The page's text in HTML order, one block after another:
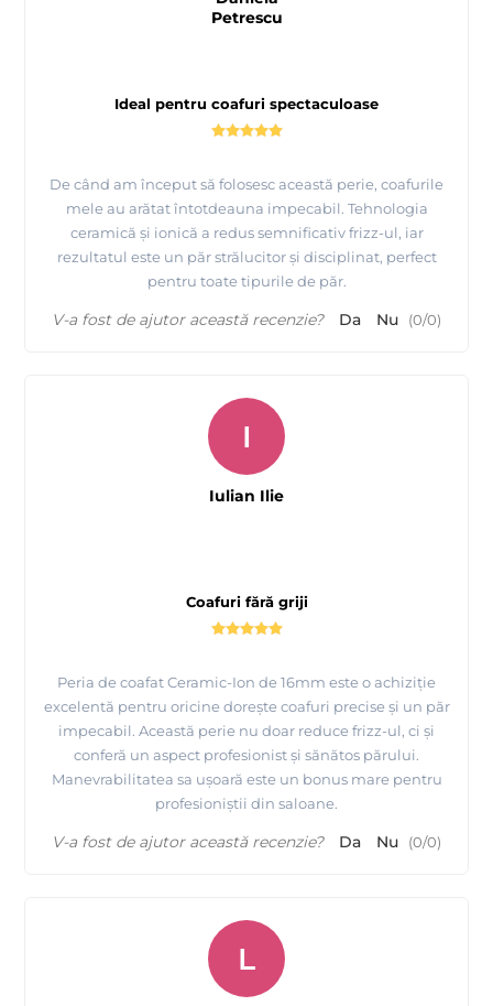
Ideal pentru coafuri spectaculoase
De când am început să folosesc această perie, coafurile
mele au arătat întotdeauna impecabil. Tehnologia
ceramică și ionică a redus semnificativ frizz-ul, iar
rezultatul este un păr strălucitor și disciplinat, perfect
pentru toate tipurile de păr.
Petrescu
V-a fost de ajutor această recenzie? Da Nu (0/0)
Coafuri fără griji
Peria de coafat Ceramic-Ion de 16mm este o achiziție
excelentă pentru oricine dorește coafuri precise și un păr
impecabil. Această perie nu doar reduce frizz-ul, ci și
conferă un aspect profesionist și sănătos părului.
Manevrabilitatea sa ușoară este un bonus mare pentru
profesioniștii din saloane.
I
Iulian Ilie
V-a fost de ajutor această recenzie? Da Nu (0/0)
L